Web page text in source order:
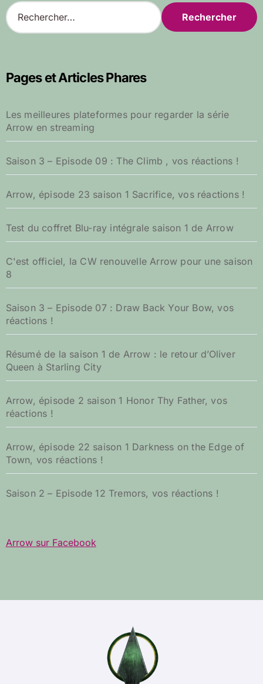
R
e
c
r
c
e
r
Pages et Articles Phares
Les meilleures plateformes pour regarder la série
Arrow en streaming
Saison 3 – Episode 09 : The Climb , vos réactions !
Arrow, épisode 23 saison 1 Sacrifice, vos réactions !
Test du coffret Blu-ray intégrale saison 1 de Arrow
C'est officiel, la CW renouvelle Arrow pour une saison
8
Saison 3 – Episode 07 : Draw Back Your Bow, vos
réactions !
Résumé de la saison 1 de Arrow : le retour d’Oliver
Queen à Starling City
Arrow, épisode 2 saison 1 Honor Thy Father, vos
réactions !
Arrow, épisode 22 saison 1 Darkness on the Edge of
Town, vos réactions !
Saison 2 – Episode 12 Tremors, vos réactions !
Arrow sur Facebook